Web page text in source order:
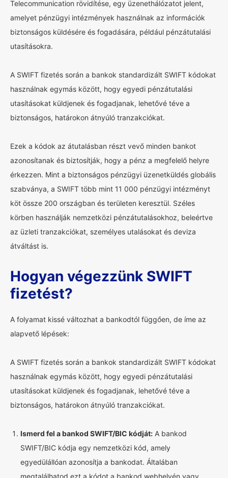
Telecommunication rövidítése, egy üzenethálózatot jelent,
amelyet pénzügyi intézmények használnak az információk
biztonságos küldésére és fogadására, például pénzátutalási
utasításokra.
A SWIFT fizetés során a bankok standardizált SWIFT kódokat
használnak egymás között, hogy egyedi pénzátutalási
utasításokat küldjenek és fogadjanak, lehetővé téve a
biztonságos, határokon átnyúló tranzakciókat.
Ezek a kódok az átutalásban részt vevő minden bankot
azonosítanak és biztosítják, hogy a pénz a megfelelő helyre
érkezzen. Mint a biztonságos pénzügyi üzenetküldés globális
szabványa, a SWIFT több mint 11 000 pénzügyi intézményt
köt össze 200 országban és területen keresztül. Széles
körben használják nemzetközi pénzátutalásokhoz, beleértve
az üzleti tranzakciókat, személyes utalásokat és deviza
átváltást is.
Hogyan végezzünk SWIFT
fizetést?
A folyamat kissé változhat a bankodtól függően, de íme az
alapvető lépések:
A SWIFT fizetés során a bankok standardizált SWIFT kódokat
használnak egymás között, hogy egyedi pénzátutalási
utasításokat küldjenek és fogadjanak, lehetővé téve a
biztonságos, határokon átnyúló tranzakciókat.
Ismerd fel a bankod SWIFT/BIC kódját: A bankod
SWIFT/BIC kódja egy nemzetközi kód, amely
egyedülállóan azonosítja a bankodat. Általában
megtalálhatod ezt a kódot a bankod webhelyén vagy